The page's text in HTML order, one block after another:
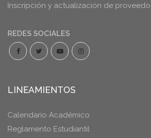
Inscripción y actualización de
REDES SOCIALES
LINEAMIENTOS
Calendario Académico
Reglamento Estudiantil